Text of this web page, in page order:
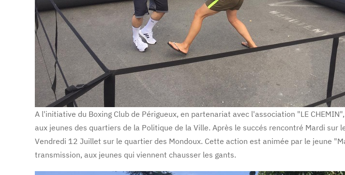
A l'initiative du Boxing Club de Périgueux, en partenariat avec l'association "LE
aux jeunes des quartiers de la Politique de la Ville. Après le succés rencontré Mardi
Vendredi 12 Juillet sur le quartier des Mondoux. Cette action est animée par le jeune
transmission, aux jeunes qui viennent chausser les gants.